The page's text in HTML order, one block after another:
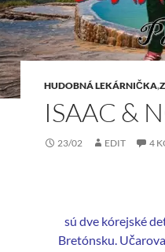
HUDOBNÁ LEKÁRNIČKA,
ISAAC &
23/02 EDIT 4
sú dve kórejské
Bretónsku.